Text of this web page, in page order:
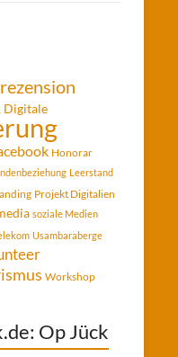
Digitale
Honorar
Leerstand
Projekt Digitalien
soziale Medien
Usambaraberge
Workshop
Op Jück